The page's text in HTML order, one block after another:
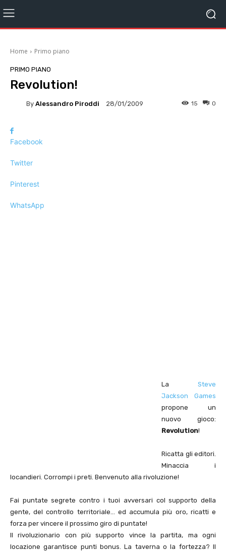
Home Primo piano
PRIMO PIANO
Revolution!
By Alessandro Piroddi 28/01/2009 0
15
Facebook
Twitter
Pinterest
WhatsApp
La Steve
Jackson Games
propone un
nuovo gioco:
Revolution!
Ricatta gli editori.
Minaccia i
locandieri. Corrompi i preti. Benvenuto alla rivoluzione!
Fai puntate segrete contro i tuoi avversari col supporto della
gente, del controllo territoriale… ed accumula più oro, ricatti e
forza per vincere il prossimo giro di puntate!
Il rivoluzionario con più supporto vince la partita, ma ogni
locazione garantisce punti bonus. La taverna o la fortezza? Il